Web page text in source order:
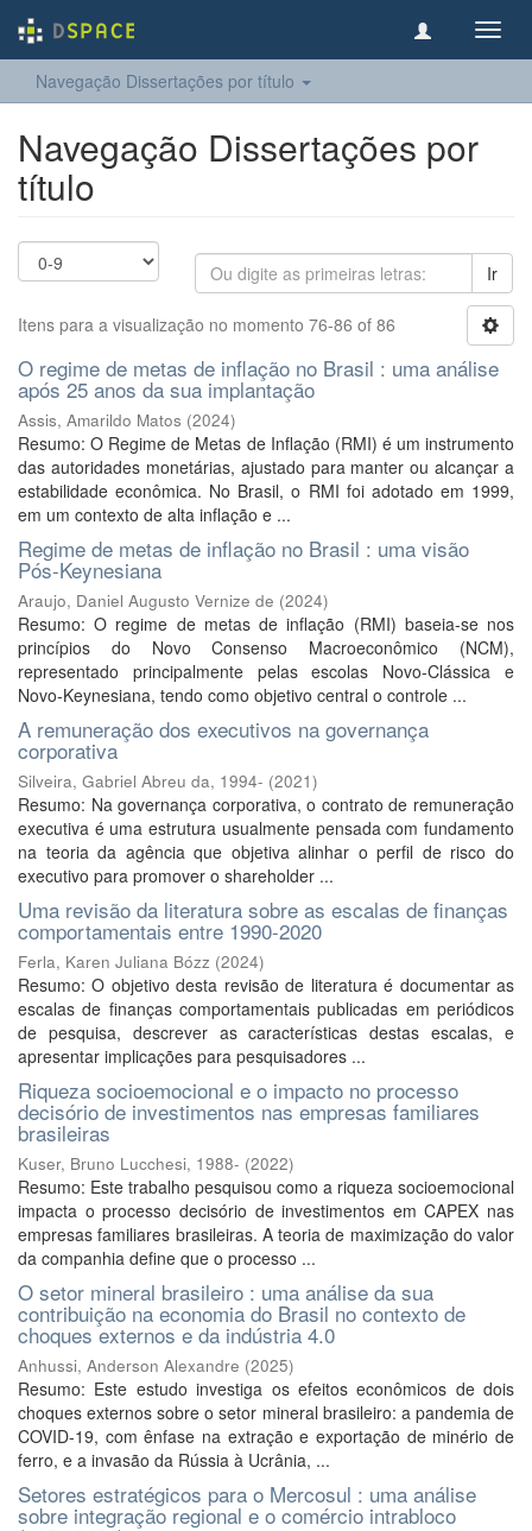
Navegação Dissertações por título
Navegação Dissertações por
título
Ir
Itens para a visualização no momento 76-86 of 86
O regime de metas de inflação no Brasil : uma análise
após 25 anos da sua implantação
Assis, Amarildo Matos (2024)
Resumo: O Regime de Metas de Inflação (RMI) é um instrumento
das autoridades monetárias, ajustado para manter ou alcançar a
estabilidade econômica. No Brasil, o RMI foi adotado em 1999,
em um contexto de alta inflação e ...
Regime de metas de inflação no Brasil : uma visão
Pós-Keynesiana
Araujo, Daniel Augusto Vernize de (2024)
Resumo: O regime de metas de inflação (RMI) baseia-se nos
princípios do Novo Consenso Macroeconômico (NCM),
representado principalmente pelas escolas Novo-Clássica e
Novo-Keynesiana, tendo como objetivo central o controle ...
A remuneração dos executivos na governança
corporativa
Silveira, Gabriel Abreu da, 1994- (2021)
Resumo: Na governança corporativa, o contrato de remuneração
executiva é uma estrutura usualmente pensada com fundamento
na teoria da agência que objetiva alinhar o perfil de risco do
executivo para promover o shareholder ...
Uma revisão da literatura sobre as escalas de finanças
comportamentais entre 1990-2020
Ferla, Karen Juliana Bózz (2024)
Resumo: O objetivo desta revisão de literatura é documentar as
escalas de finanças comportamentais publicadas em periódicos
de pesquisa, descrever as características destas escalas, e
apresentar implicações para pesquisadores ...
Riqueza socioemocional e o impacto no processo
decisório de investimentos nas empresas familiares
brasileiras
Kuser, Bruno Lucchesi, 1988- (2022)
Resumo: Este trabalho pesquisou como a riqueza socioemocional
impacta o processo decisório de investimentos em CAPEX nas
empresas familiares brasileiras. A teoria de maximização do valor
da companhia define que o processo ...
O setor mineral brasileiro : uma análise da sua
contribuição na economia do Brasil no contexto de
choques externos e da indústria 4.0
Anhussi, Anderson Alexandre (2025)
Resumo: Este estudo investiga os efeitos econômicos de dois
choques externos sobre o setor mineral brasileiro: a pandemia de
COVID-19, com ênfase na extração e exportação de minério de
ferro, e a invasão da Rússia à Ucrânia, ...
Setores estratégicos para o Mercosul : uma análise
sobre integração regional e o comércio intrabloco